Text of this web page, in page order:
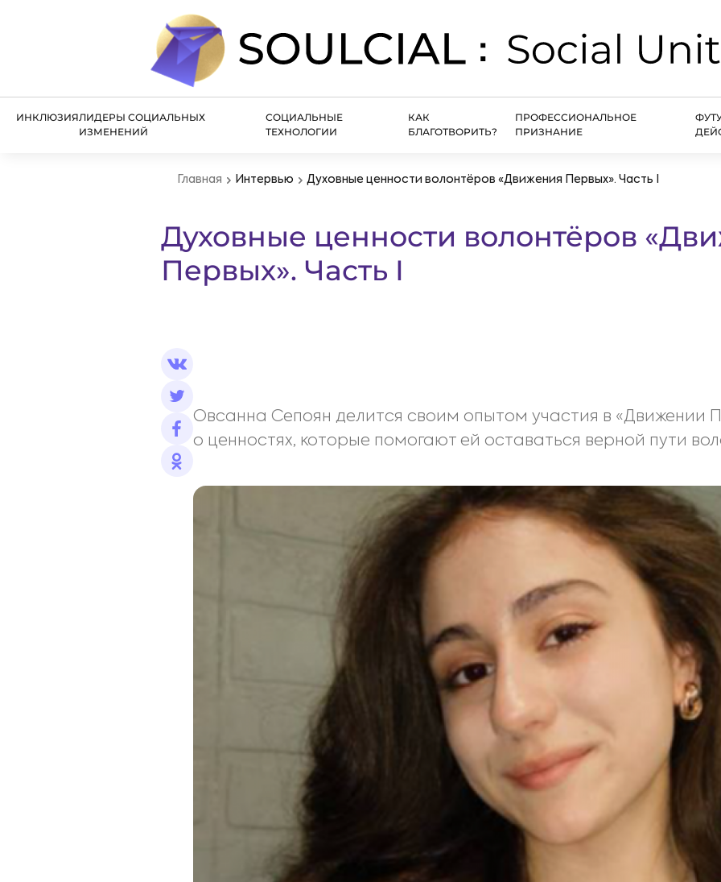
ИНКЛЮЗИЯЛИДЕРЫ СОЦИАЛЬНЫХ
ИЗМЕНЕНИЙ
СОЦИАЛЬНЫЕ
ТЕХНОЛОГИИ
КАК
БЛАГОТВОРИТЬ?
ПРОФЕССИОНАЛЬНОЕ
ПРИЗНАНИЕ
Главная Интервью Духовные ценности волонтёров «Движения Первых». Часть I
Духовные ценности волонтёров
Первых». Часть I
Овсанна Сепоян делится своим опытом участия в «Движении
о ценностях, которые помогают ей оставаться верной пути